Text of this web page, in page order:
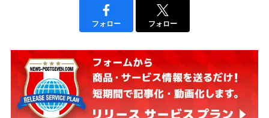
フォロー フォロー